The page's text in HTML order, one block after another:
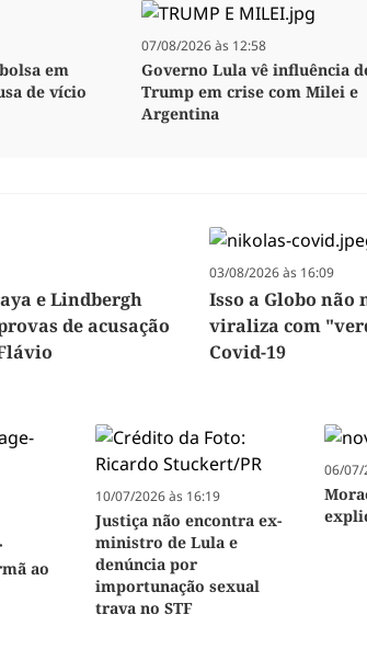
em
de vício
07/08/2026 às 12:58
Governo Lula vê influência
Trump em crise com Milei e
Argentina
e Lindbergh
de acusação
03/08/2026 às 16:09
Isso a Globo não
viraliza com
Covid-19
ao
10/07/2026 às 16:19
Justiça não encontra ex-
ministro de Lula e
denúncia por
importunação sexual
trava no STF
06/07/